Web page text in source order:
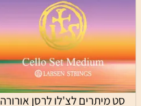
סט מיתרים לצ'לו לרסן אורורה